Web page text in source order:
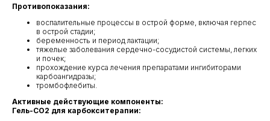
Противопоказания:
воспалительные процессы в острой форме, включая герпес
в острой стадии;
беременность и период лактации;
тяжелые заболевания сердечно-сосудистой системы, легких
и почек;
прохождение курса лечения препаратами ингибиторами
карбоангидразы;
тромбофлебиты.
Активные действующие компоненты:
Гель-СО2 для карбокситерапии: